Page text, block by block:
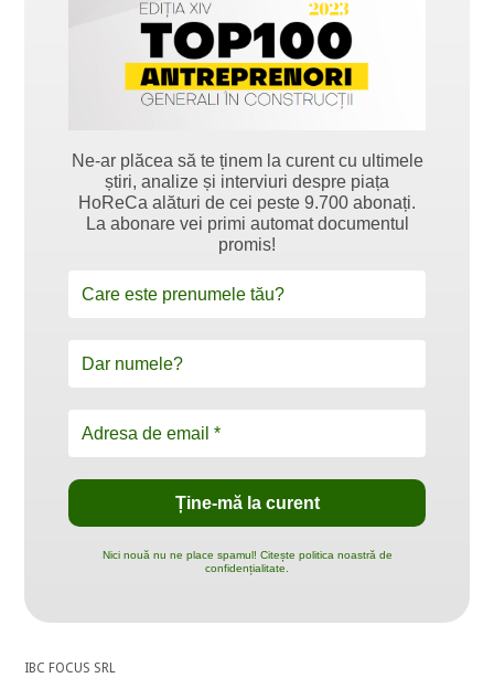
Ne-ar plăcea să te ținem la curent cu ultimele
știri, analize și interviuri despre piața
HoReCa alături de cei peste 9.700 abonați.
La abonare vei primi automat documentul
promis!
Nici nouă nu ne place spamul! Citește politica noastră de
confidențialitate.
IBC FOCUS SRL